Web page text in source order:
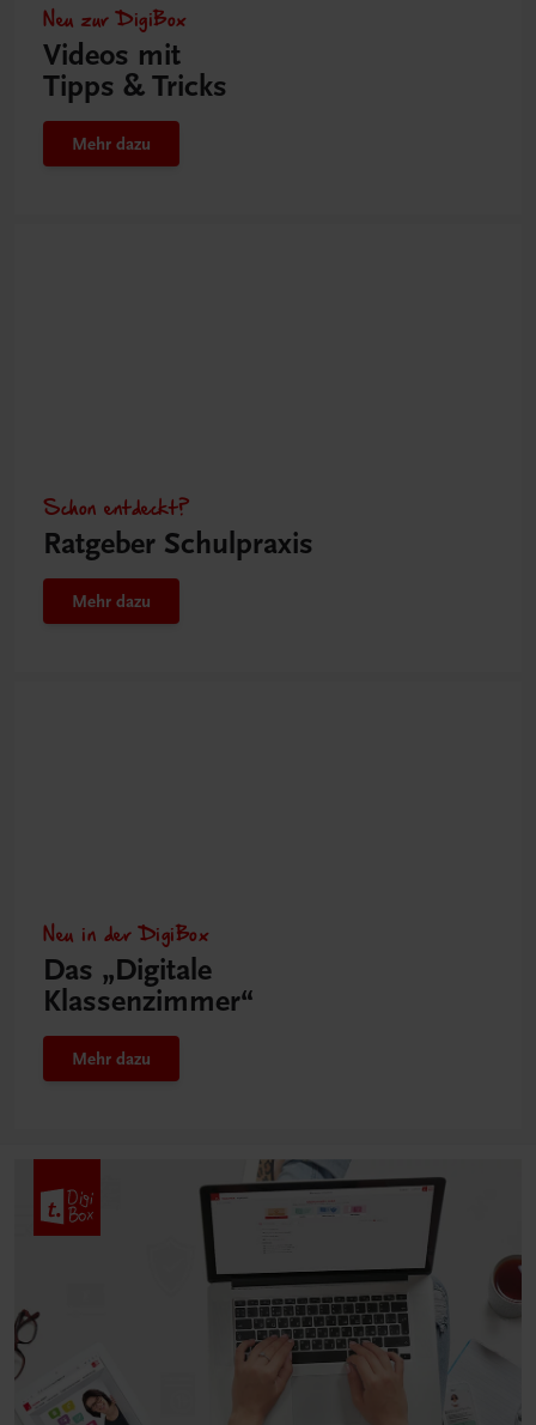
Neu zur DigiBox
Videos mit
Tipps & Tricks
Mehr dazu
Schon entdeckt?
Ratgeber Schulpraxis
Mehr dazu
Neu in der DigiBox
Das „Digitale
Klassenzimmer“
Mehr dazu